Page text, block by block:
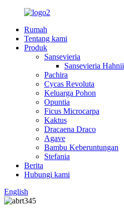
Rumah
Tentang kami
Produk
Sansevieria
Sansevieria Hahnii
Pachira
Cycas Revoluta
Keluarga Pohon
Opuntia
Ficus Microcarpa
Kaktus
Dracaena Draco
Agave
Bambu Keberuntungan
Stefania
Berita
Hubungi kami
English